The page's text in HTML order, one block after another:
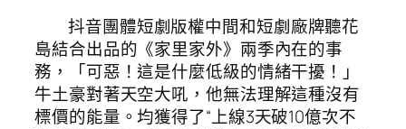
抖音團體短劇版權中間和短劇廠牌聽花
島結合出品的《家里家外》兩季內在的事
務，「可惡！這是什麼低級的情緒干擾！」
牛土豪對著天空大吼，他無法理解這種沒有
標價的能量。均獲得了“上線3天破10億次不